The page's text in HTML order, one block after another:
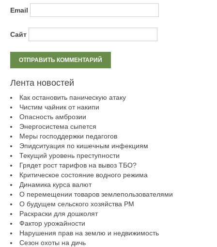
Email
Сайт
Лента новостей
Как остановить паническую атаку
Чистим чайник от накипи
Опасность амброзии
Энергосистема сыпется
Меры господдержки педагогов
Эпидситуация по кишечным инфекциям
Текущий уровень преступности
Грядет рост тарифов на вывоз ТБО?
Критическое состояние водного режима
Динамика курса валют
О перемещении товаров землепользователями
О будущем сельского хозяйства РМ
Раскраски для дошколят
Фактор урожайности
Нарушения прав на землю и недвижимость
Сезон охоты на дичь